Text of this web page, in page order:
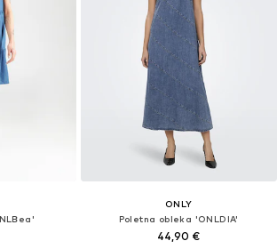
ONLY
Poletna obleka 'ONLDIA'
44,90 €